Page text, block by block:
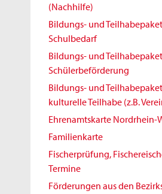
(Nachhilfe)
Bildungs- und
Schulbedarf
Bildungs- und
Schülerbeförderung
Bildungs- und
kulturelle Teilhabe (z.B.
Ehrenamtskarte Nordrhein-
Familienkarte
Fischerprüfung,
Termine
Förderungen aus den